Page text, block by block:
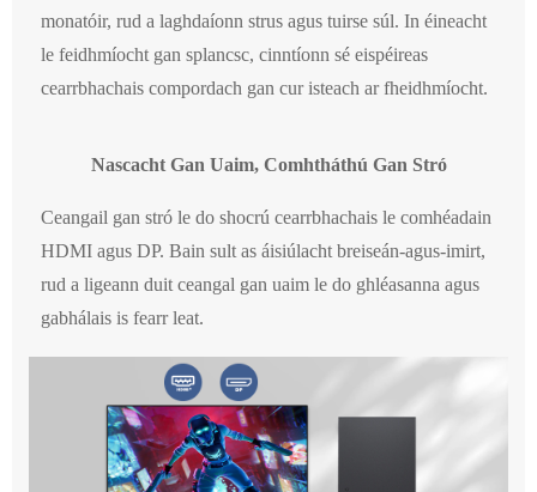
monatóir, rud a laghdaíonn strus agus tuirse súl. In éineacht
le feidhmíocht gan splancsc, cinntíonn sé eispéireas
cearrbhachais compordach gan cur isteach ar fheidhmíocht.
Nascacht Gan Uaim, Comhtháthú Gan Stró
Ceangail gan stró le do shocrú cearrbhachais le comhéadain
HDMI agus DP. Bain sult as áisiúlacht breiseán-agus-imirt,
rud a ligeann duit ceangal gan uaim le do ghléasanna agus
gabhálais is fearr leat.